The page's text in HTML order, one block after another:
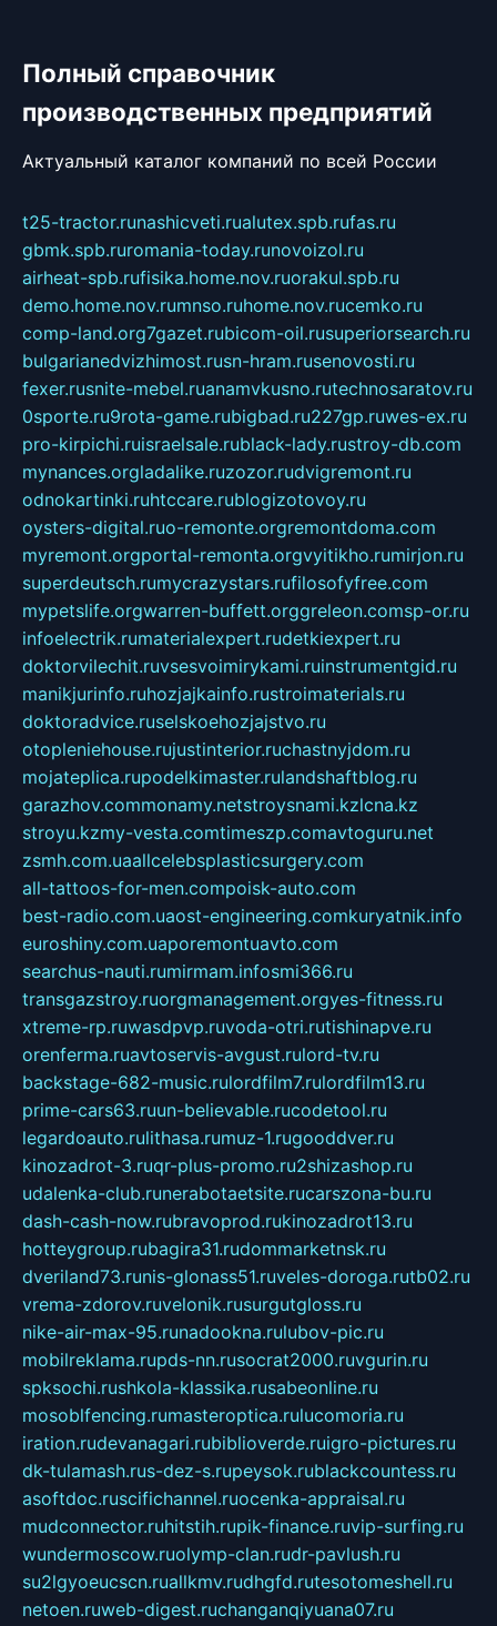
Полный справочник
производственных предприятий
Актуальный каталог компаний по всей России
t25-tractor.runashicveti.rualutex.spb.rufas.ru
gbmk.spb.ruromania-today.runovoizol.ru
airheat-spb.rufisika.home.nov.ruorakul.spb.ru
demo.home.nov.rumnso.ruhome.nov.rucemko.ru
comp-land.org7gazet.rubicom-oil.rusuperiorsearch.ru
bulgarianedvizhimost.rusn-hram.rusenovosti.ru
fexer.rusnite-mebel.ruanamvkusno.rutechnosaratov.ru
0sporte.ru9rota-game.rubigbad.ru227gp.ruwes-ex.ru
pro-kirpichi.ruisraelsale.rublack-lady.rustroy-db.com
mynances.orgladalike.ruzozor.rudvigremont.ru
odnokartinki.ruhtccare.rublogizotovoy.ru
oysters-digital.ruo-remonte.orgremontdoma.com
myremont.orgportal-remonta.orgvyitikho.rumirjon.ru
superdeutsch.rumycrazystars.rufilosofyfree.com
mypetslife.orgwarren-buffett.orggreleon.comsp-or.ru
infoelectrik.rumaterialexpert.rudetkiexpert.ru
doktorvilechit.ruvsesvoimirykami.ruinstrumentgid.ru
manikjurinfo.ruhozjajkainfo.rustroimaterials.ru
doktoradvice.ruselskoehozjajstvo.ru
otopleniehouse.rujustinterior.ruchastnyjdom.ru
mojateplica.rupodelkimaster.rulandshaftblog.ru
garazhov.commonamy.netstroysnami.kzlcna.kz
stroyu.kzmy-vesta.comtimeszp.comavtoguru.net
zsmh.com.uaallcelebsplasticsurgery.com
all-tattoos-for-men.compoisk-auto.com
best-radio.com.uaost-engineering.comkuryatnik.info
euroshiny.com.uaporemontuavto.com
searchus-nauti.rumirmam.infosmi366.ru
transgazstroy.ruorgmanagement.orgyes-fitness.ru
xtreme-rp.ruwasdpvp.ruvoda-otri.rutishinapve.ru
orenferma.ruavtoservis-avgust.rulord-tv.ru
backstage-682-music.rulordfilm7.rulordfilm13.ru
prime-cars63.ruun-believable.rucodetool.ru
legardoauto.rulithasa.rumuz-1.rugooddver.ru
kinozadrot-3.ruqr-plus-promo.ru2shizashop.ru
udalenka-club.runerabotaetsite.rucarszona-bu.ru
dash-cash-now.rubravoprod.rukinozadrot13.ru
hotteygroup.rubagira31.rudommarketnsk.ru
dveriland73.runis-glonass51.ruveles-doroga.rutb02.ru
vrema-zdorov.ruvelonik.rusurgutgloss.ru
nike-air-max-95.runadookna.rulubov-pic.ru
mobilreklama.rupds-nn.rusocrat2000.ruvgurin.ru
spksochi.rushkola-klassika.rusabeonline.ru
mosoblfencing.rumasteroptica.rulucomoria.ru
iration.rudevanagari.rubiblioverde.ruigro-pictures.ru
dk-tulamash.rus-dez-s.rupeysok.rublackcountess.ru
asoftdoc.ruscifichannel.ruocenka-appraisal.ru
mudconnector.ruhitstih.rupik-finance.ruvip-surfing.ru
wundermoscow.ruolymp-clan.rudr-pavlush.ru
su2lgyoeucscn.ruallkmv.rudhgfd.rutesotomeshell.ru
netoen.ruweb-digest.ruchanganqiyuana07.ru